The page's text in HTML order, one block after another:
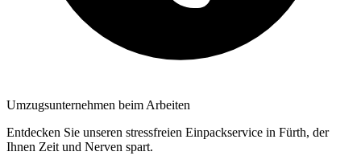
Umzugsunternehmen beim Arbeiten
Entdecken Sie unseren stressfreien Einpackservice in Fürth, der
Ihnen Zeit und Nerven spart.